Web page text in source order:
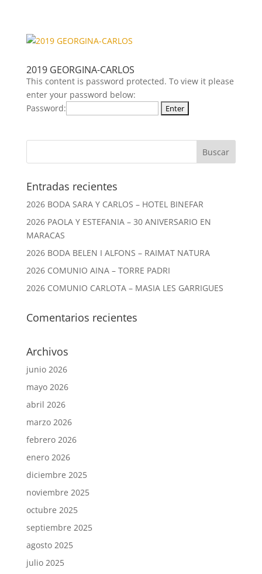
2019 GEORGINA-CARLOS
This content is password protected. To view it please
enter your password below:
Password:
Entradas recientes
2026 BODA SARA Y CARLOS – HOTEL BINEFAR
2026 PAOLA Y ESTEFANIA – 30 ANIVERSARIO EN
MARACAS
2026 BODA BELEN I ALFONS – RAIMAT NATURA
2026 COMUNIO AINA – TORRE PADRI
2026 COMUNIO CARLOTA – MASIA LES GARRIGUES
Comentarios recientes
Archivos
junio 2026
mayo 2026
abril 2026
marzo 2026
febrero 2026
enero 2026
diciembre 2025
noviembre 2025
octubre 2025
septiembre 2025
agosto 2025
julio 2025